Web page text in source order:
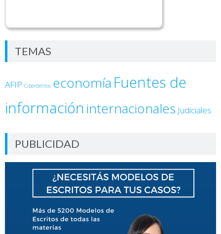
TEMAS
AFIP Ciberdelitos economía Fuentes de
informacióninternacionales Judiciales
PUBLICIDAD